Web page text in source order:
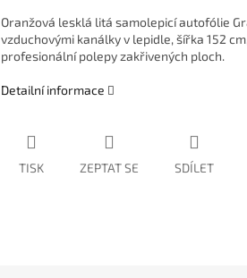
Oranžová lesklá litá samolepicí autofólie
vzduchovými kanálky v lepidle, šířka 152
profesionální polepy zakřivených ploch.
Detailní informace
TISK ZEPTAT SE SDÍLET